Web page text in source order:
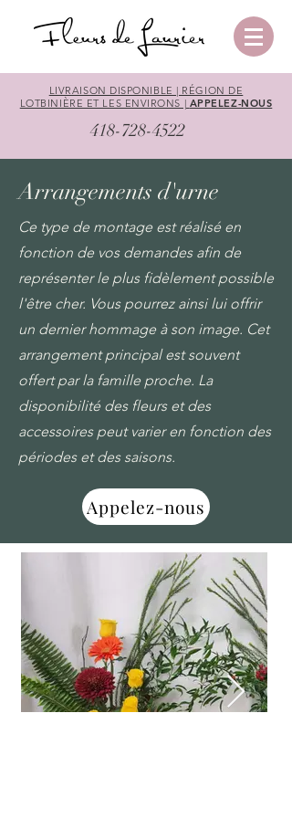
LIVRAISON DISPONIBLE | RÉGION DE
LOTBINIÈRE ET LES ENVIRONS | APPELEZ-NOUS
418-728-4522
Arrangements d'urne
Ce type de montage est réalisé en
fonction de vos demandes afin de
représenter le plus fidèlement possible
l'être cher. Vous pourrez ainsi lui offrir
un dernier hommage à son image. Cet
arrangement principal est souvent
offert par la famille proche. La
disponibilité des fleurs et des
accessoires peut varier en fonction des
périodes et des saisons.
Appelez-nous